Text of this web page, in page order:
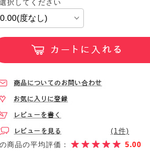
(1件)
商品の平均評価：
5.00